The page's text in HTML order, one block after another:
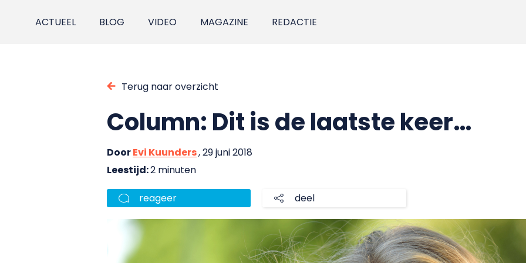
ACTUEEL BLOG VIDEO MAGAZINE REDACTIE
Terug naar overzicht
Column: Dit is de laatste keer…
DoorEvi Kuunders, 29 juni 2018
Leestijd:2 minuten
reageer deel